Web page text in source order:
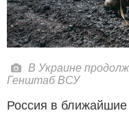
В Украине
Генштаб ВСУ
Россия в